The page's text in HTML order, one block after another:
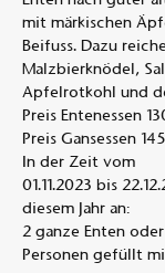
mit märkischen
Beifuss. Dazu
Malzbierknödel,
Apfelrotkohl und
Preis Entenessen
Preis Gansessen
In der Zeit vom
01.11.2023 bis
diesem Jahr an:
2 ganze Enten
Personen gefüllt